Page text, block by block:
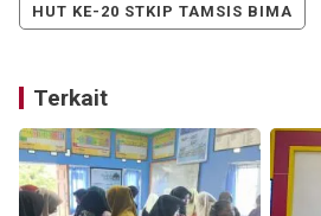
HUT KE-20 STKIP TAMSIS BIMA
Terkait